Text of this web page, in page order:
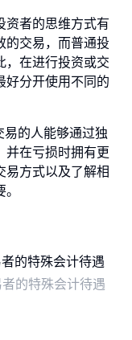
资者的思维方式有
的交易，而普通投
，在进行投资或交
好分开使用不同的
的人能够通过独
并在亏损时拥有更
易方式以及了解相
的特殊会计待遇